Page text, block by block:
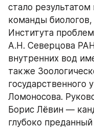
стало
команды
Института
А.Н. Северцова
внутренних вод
также
государственного
Ломоносова.
Борис Лёвин —
глубоко